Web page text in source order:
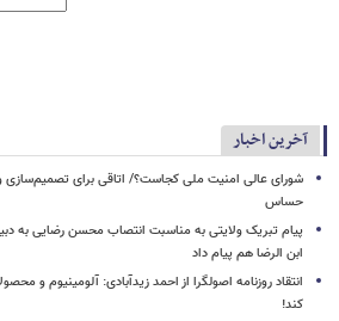
آخرین اخبار
شورای عالی امنیت ملی کجاست؟/ اتاقی برای تصمیم‌سازی
حساس
پیام تبریک ولایتی به مناسبت انتصاب محسن رضایی به
ابن الرضا هم پیام داد
انتقاد روزنامه اصولگرا از احمد زیدآبادی: آلومینیوم و
کند!